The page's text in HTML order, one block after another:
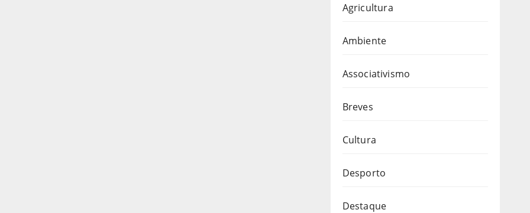
Agricultura
Ambiente
Associativismo
Breves
Cultura
Desporto
Destaque